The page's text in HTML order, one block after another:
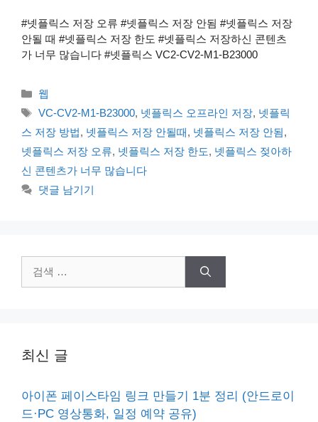
#넷플릭스 저장 오류 #넷플릭스 저장 안됨 #넷플릭스 저장
안될 때 #넷플릭스 저장 한도 #넷플릭스 저장하신 콘텐츠
가 너무 많습니다 #넷플릭스 VC2-CV2-M1-B23000
카
테
리
웹
태
그
VC-CV2-M1-B23000, 넷플릭스 오프라인 저장, 넷플릭
스 저장 방법, 넷플릭스 저장 안될때, 넷플릭스 저장 안됨,
넷플릭스 저장 오류, 넷플릭스 저장 한도, 넷플릭스 젖아하
신 콘텐츠가 너무 많습니다
댓글 남기기
색:
최신 글
아이폰 페이스타임 링크 만들기 1분 정리 (안드로이
드·PC 영상통화, 일정 예약 공유)